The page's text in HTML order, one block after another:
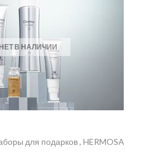
В НАЛИЧИИ
для подарков, HERMOSA